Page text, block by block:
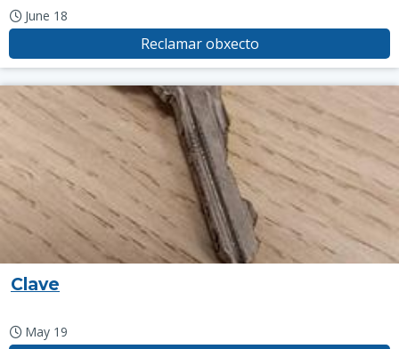
June 18
Reclamar obxecto
Clave
May 19